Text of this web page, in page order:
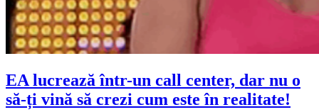
EA lucrează într-un call center, dar nu o
să-ți vină să crezi cum este în realitate!